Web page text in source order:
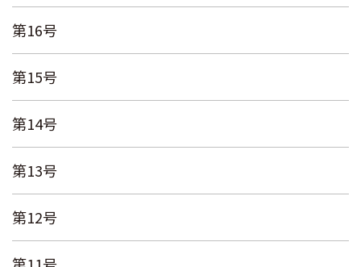
第16号
第15号
第14号
第13号
第12号